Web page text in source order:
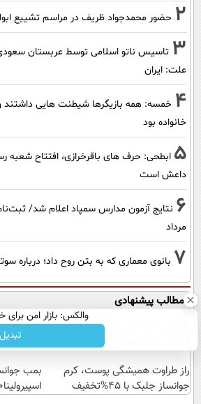
2 حضور محمدجواد ظریف در مراسم تشییع
3 تاسیس ناتو اسلامی توسط عربستان
علت: ایران
4 خمسه: همه بازیگرها شیطنت هایی داشتند
خانواده بود
5 ابطحی: حرف های باقرخرازی، افتتاح
داعش است
6
مرداد
7 بانوی معماری که به بتن روح داد؛ درباره
مطالب پیشنهادی
والکس: بازار امن برای خرید و
فروش دارایی‌های دیجیتال
والکس:
راز طراوت همیشگی پوست، کرم
جوانساز جلبک با 45%تخفیف
بمب
اسپیرولینا50%تخفیف
والکس: بازار امن